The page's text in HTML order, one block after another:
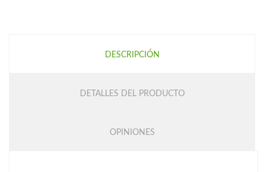
DESCRIPCIÓN
DETALLES DEL PRODUCTO
OPINIONES